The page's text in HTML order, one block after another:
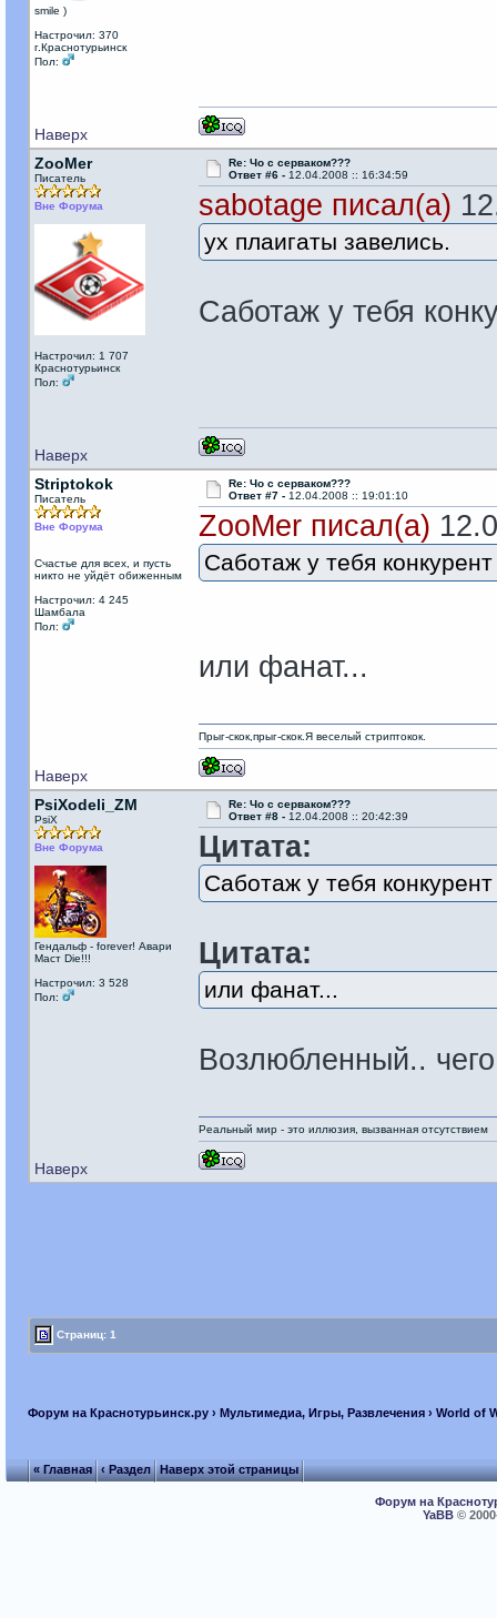
smile )
Настрочил: 370
г.Краснотурьинск
Пол:
Наверх
ZooMer
Писатель
Вне Форума
Настрочил: 1 707
Краснотурьинск
Пол:
Re: Чо с серваком???
Ответ #6 - 12.04.2008 :: 16:34:59
sаbotage писал(а)
ух плаигаты завелись.
Саботаж у тебя
Наверх
Striptokok
Писатель
Вне Форума
Счастье для всех, и пусть
никто не уйдёт обиженным
Настрочил: 4 245
Шамбала
Пол:
Re: Чо с серваком???
Ответ #7 - 12.04.2008 :: 19:01:10
ZooMer писал(а)
Саботаж у тебя
или фанат...
Наверх
Прыг-скок,прыг-скок.Я веселый стриптокок.
PsiXodeli_ZM
PsiX
Вне Форума
Гендальф - forever! Авари
Маст Die!!!
Настрочил: 3 528
Пол:
Re: Чо с серваком???
Ответ #8 - 12.04.2008 :: 20:42:39
Цитата:
Саботаж у тебя
Цитата:
или фанат...
Возлюбленный..
Наверх
Реальный мир - это иллюзия, вызванная отсутствием
Страниц: 1
Форум на Краснотурьинск.ру› Мультимедиа, Игры, Развлечения› World of
« Главная ‹ Раздел Наверх этой страницы
Форум на
YaBB©